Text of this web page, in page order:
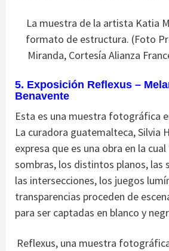
La muestra de la artista Katia
formato de estructura. (Foto
Miranda, Cortesía Alianza
5. Exposición Reflexus –
Benavente
Esta es una muestra fotográfica
La curadora guatemalteca, Silvia
expresa que es una obra en la cual
sombras, los distintos planos, las
las intersecciones, los juegos
transparencias proceden de
para ser captadas en blanco y
Reflexus, una muestra